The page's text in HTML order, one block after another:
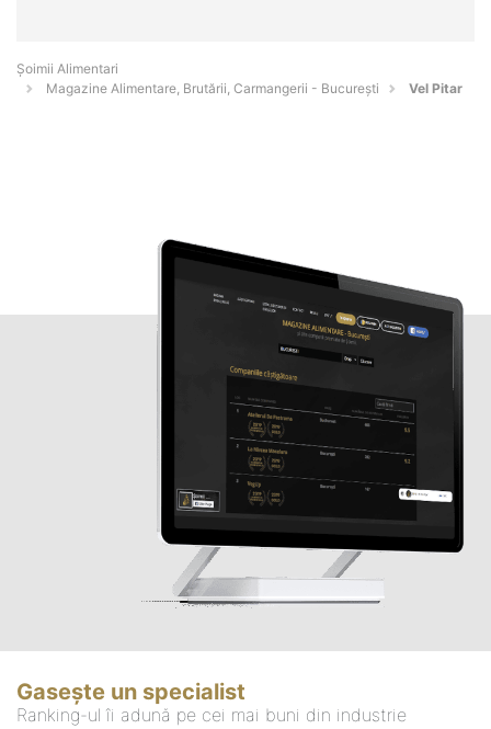
Şoimii Alimentari
Magazine Alimentare, Brutării, Carmangerii - Bucureşti
Vel Pitar
Gasește un specialist
Ranking-ul îi adună pe cei mai buni din industrie